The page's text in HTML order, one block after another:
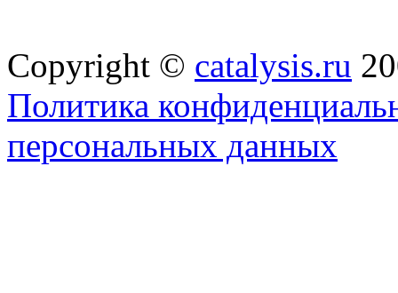
Copyright © catalysis.ru
Политика
персональных данных